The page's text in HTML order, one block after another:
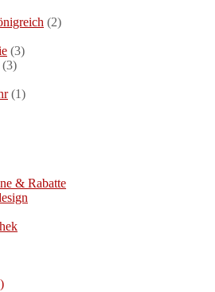
(2)
(3)
(3)
(1)
& Rabatte